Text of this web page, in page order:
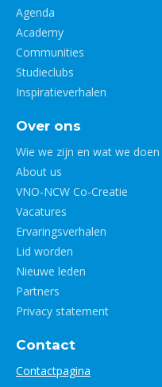
Agenda
Academy
Communities
Studieclubs
Inspiratieverhalen
Over ons
Wie we zijn en wat we doen
About us
VNO-NCW Co-Creatie
Vacatures
Ervaringsverhalen
Lid worden
Nieuwe leden
Partners
Privacy statement
Contact
Contactpagina